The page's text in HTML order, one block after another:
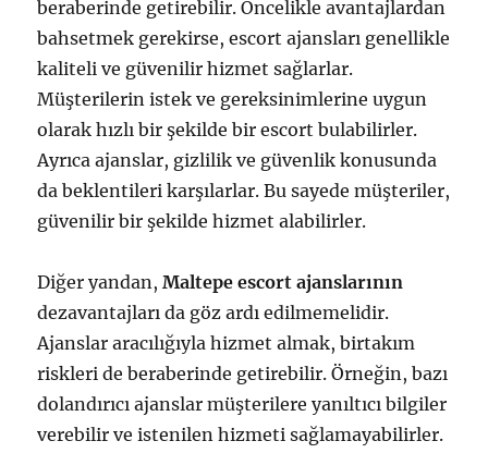
beraberinde getirebilir. Öncelikle avantajlardan
bahsetmek gerekirse, escort ajansları genellikle
kaliteli ve güvenilir hizmet sağlarlar.
Müşterilerin istek ve gereksinimlerine uygun
olarak hızlı bir şekilde bir escort bulabilirler.
Ayrıca ajanslar, gizlilik ve güvenlik konusunda
da beklentileri karşılarlar. Bu sayede müşteriler,
güvenilir bir şekilde hizmet alabilirler.
Diğer yandan,Maltepe escort ajanslarının
dezavantajları da göz ardı edilmemelidir.
Ajanslar aracılığıyla hizmet almak, birtakım
riskleri de beraberinde getirebilir. Örneğin, bazı
dolandırıcı ajanslar müşterilere yanıltıcı bilgiler
verebilir ve istenilen hizmeti sağlamayabilirler.